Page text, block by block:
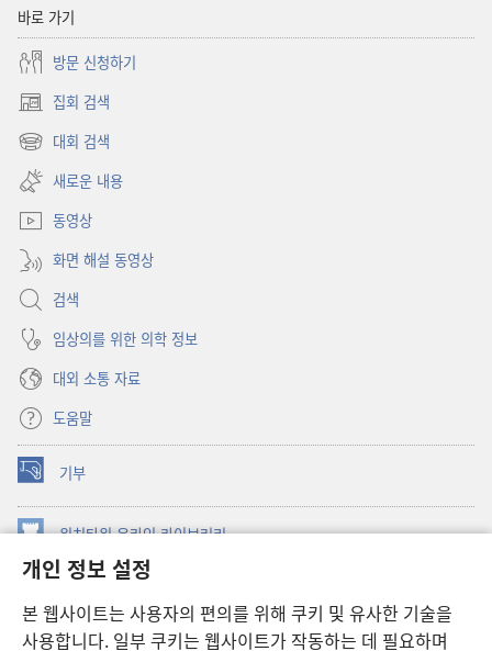
개인 정보 설정
본 웹사이트는 사용자의 편의를 위해 쿠키 및 유사한 기술을
사용합니다. 일부 쿠키는 웹사이트가 작동하는 데 필요하며
바로 가기
방문 신청하기
집회 검색
(새로운
창
대회 검색
(새로운
창
열기)
새로운 내용
동영상
화면 해설 동영상
검색
임상의를 위한 의학 정보
대외 소통 자료
도움말
기부
(새로운
창
열기) 워치타워 온라인 라이브러리
창
JW Hub ®
창
열기) JW 라이브러리